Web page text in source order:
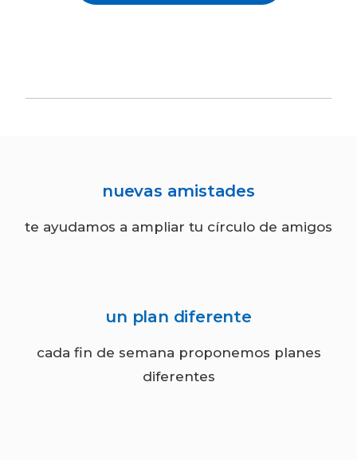
nuevas amistades
te ayudamos a ampliar tu círculo de amigos
un plan diferente
cada fin de semana proponemos planes
diferentes